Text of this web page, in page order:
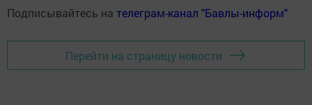
Подписывайтесь на телеграм-канал "Бавлы-информ"
Перейти на страницу новости